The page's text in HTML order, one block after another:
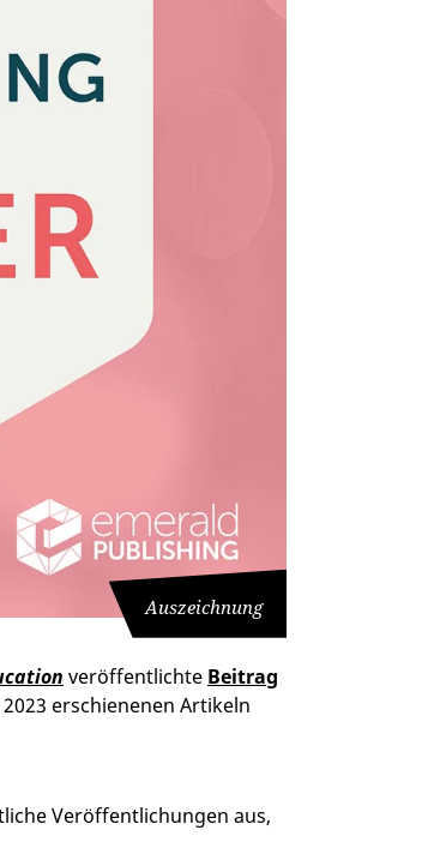
Auszeichnung
veröffentlichte Beitrag
erschienenen Artikeln
Veröffentlichungen aus,